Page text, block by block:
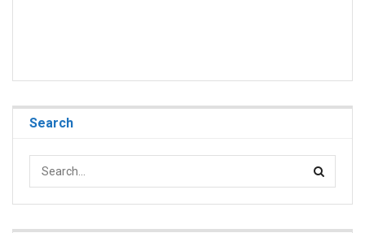
Search